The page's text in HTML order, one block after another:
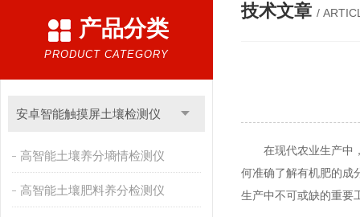
产品分类
PRODUCT CATEGORY
安卓智能触摸屏土壤检测仪
高智能土壤养分墒情检测仪
高智能土壤肥料养分检测仪
技术文章 /
在现代农业生产中，
何准确了解有机肥的成
生产中不可或缺的重要